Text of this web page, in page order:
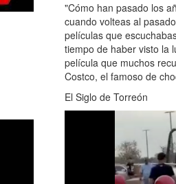
"Cómo han pasado los
cuando volteas al
películas que
tiempo de haber visto la
película que muchos
Costco, el famoso de
El Siglo de Torreón